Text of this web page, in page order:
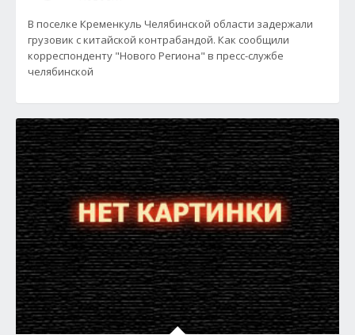
В поселке Кременкуль Челябинской области задержали
грузовик с китайской контрабандой. Как сообщили
корреспонденту "Нового Региона" в пресс-службе
челябинской